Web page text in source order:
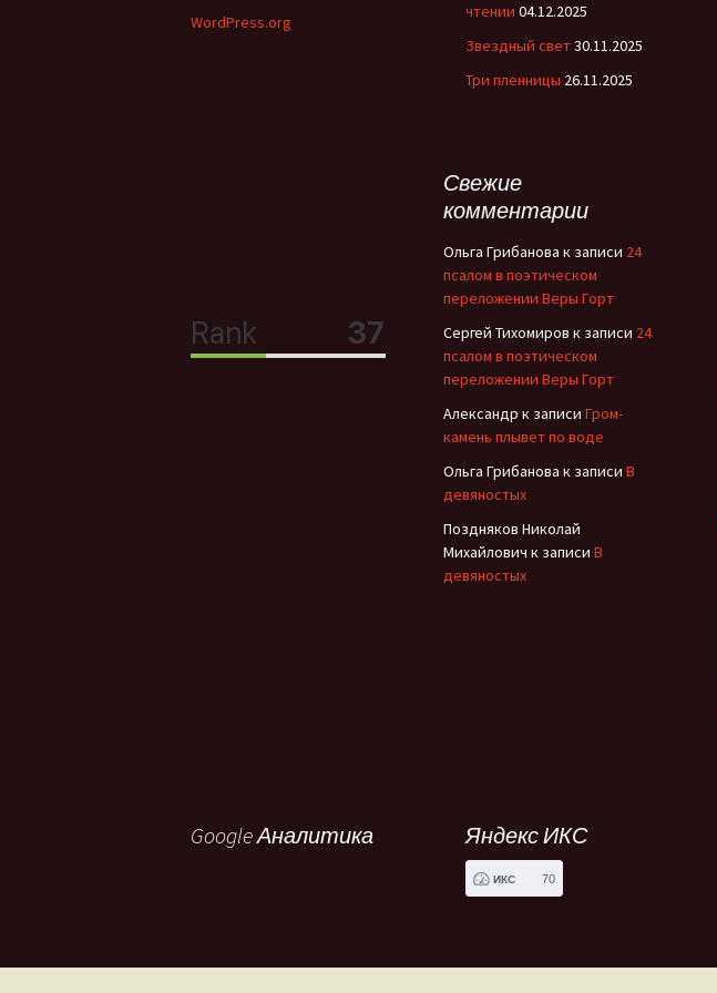
WordPress.org
чтении 04.12.2025
Звездный свет30.11.2025
Три пленницы 26.11.2025
Свежие
комментарии
Ольга Грибанова к записи 24
псалом в поэтическом
переложении Веры Горт
Сергей Тихомиров к записи 24
псалом в поэтическом
переложении Веры Горт
Александр к записи Гром-
камень плывет по воде
Ольга Грибанова к записи В
девяностых
Поздняков Николай
Михайлович к записи В
девяностых
Google Аналитика Яндекс ИКС
ИКС 70